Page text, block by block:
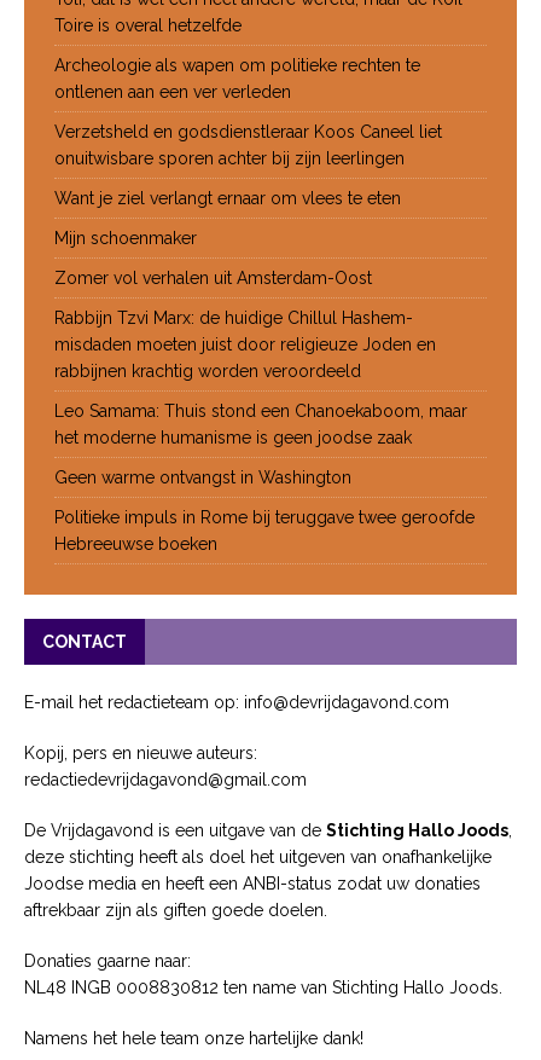
Toire is overal hetzelfde
Archeologie als wapen om politieke rechten te
ontlenen aan een ver verleden
Verzetsheld en godsdienstleraar Koos Caneel liet
onuitwisbare sporen achter bij zijn leerlingen
Want je ziel verlangt ernaar om vlees te eten
Mijn schoenmaker
Zomer vol verhalen uit Amsterdam-Oost
Rabbijn Tzvi Marx: de huidige Chillul Hashem-
misdaden moeten juist door religieuze Joden en
rabbijnen krachtig worden veroordeeld
Leo Samama: Thuis stond een Chanoekaboom, maar
het moderne humanisme is geen joodse zaak
Geen warme ontvangst in Washington
Politieke impuls in Rome bij teruggave twee geroofde
Hebreeuwse boeken
CONTACT
E-mail het redactieteam op: info@devrijdagavond.com
Kopij, pers en nieuwe auteurs:
redactiedevrijdagavond@gmail.com
De Vrijdagavond is een uitgave van de Stichting Hallo Joods,
deze stichting heeft als doel het uitgeven van onafhankelijke
Joodse media en heeft een ANBI-status zodat uw donaties
aftrekbaar zijn als giften goede doelen.
Donaties gaarne naar:
NL48 INGB 0008830812 ten name van Stichting Hallo Joods.
Namens het hele team onze hartelijke dank!